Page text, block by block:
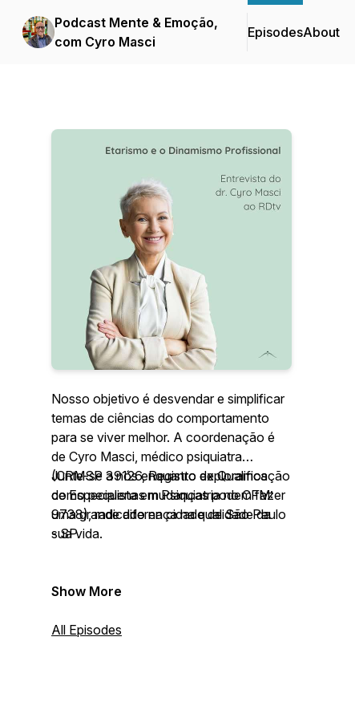
Podcast Mente & Emoção,
com Cyro Masci
EpisodesAbout
Nosso objetivo é desvendar e simplificar
temas de ciências do comportamento
para se viver melhor. A coordenação é
de Cyro Masci, médico psiquiatra
(CRMSP 39126, Registro de Qualificação
de Especialista em Psiquiatria no CFM:
9738), radicado na cidade de São Paulo
- SP.
Junte-se a nós enquanto exploramos
como pequenas mudanças podem fazer
uma grande diferença na qualidade da
sua vida.
Show More
All Episodes